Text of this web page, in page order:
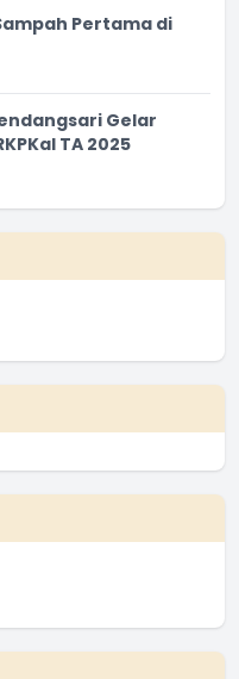
Pertama di
Gelar
TA 2025